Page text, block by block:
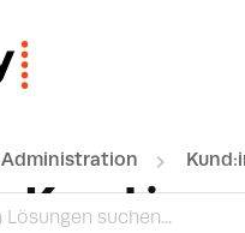
Administration